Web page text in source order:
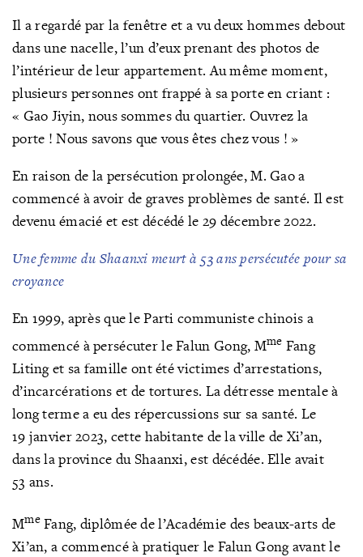
Il a regardé par la fenêtre et a vu deux hommes debout
dans une nacelle, l’un d’eux prenant des photos de
l’intérieur de leur appartement. Au même moment,
plusieurs personnes ont frappé à sa porte en criant :
« Gao Jiyin, nous sommes du quartier. Ouvrez la
porte ! Nous savons que vous êtes chez vous ! »
En raison de la persécution prolongée, M. Gao a
commencé à avoir de graves problèmes de santé. Il est
devenu émacié et est décédé le 29 décembre 2022.
Une femme du Shaanxi meurt à 53 ans persécutée pour sa
croyance
En 1999, après que le Parti communiste chinois a
commencé à persécuter le Falun Gong, Mme Fang
Liting et sa famille ont été victimes d’arrestations,
d’incarcérations et de tortures. La détresse mentale à
long terme a eu des répercussions sur sa santé. Le
19 janvier 2023, cette habitante de la ville de Xi’an,
dans la province du Shaanxi, est décédée. Elle avait
53 ans.
MmeFang, diplômée de l’Académie des beaux-arts de
Xi’an, a commencé à pratiquer le Falun Gong avant le